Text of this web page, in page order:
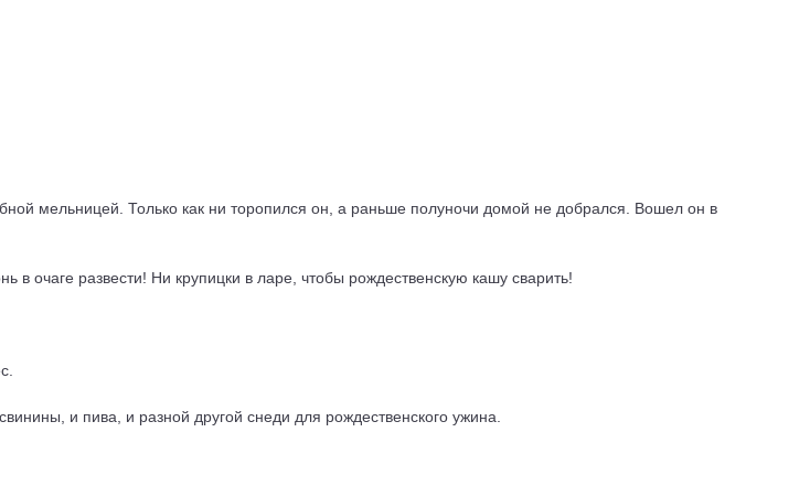
мельницей. Только как ни торопился он, а раньше полуночи домой не добрался. Вошел он в
в очаге развести! Ни крупицки в ларе, чтобы рождественскую кашу сварить!
и пива, и разной другой снеди для рождественского ужина.